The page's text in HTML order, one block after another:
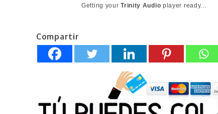
Getting yourTrinity Audio player ready...
Compartir